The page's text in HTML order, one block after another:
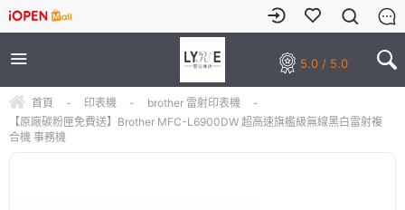
5.0 / 5.0
首頁 - 印表機 - brother 雷射印表機
-
【原廠碳粉匣免費送】Brother MFC-L6900DW 超高速旗艦級無線黑白雷射複
合機 事務機